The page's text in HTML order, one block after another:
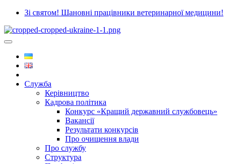
Зі святом! Шановні працівники ветеринарної медицини!
Служба
Керівництво
Кадрова політика
Конкурс «Кращий державний службовець»
Вакансії
Результати конкурсів
Про очищення влади
Про службу
Структура